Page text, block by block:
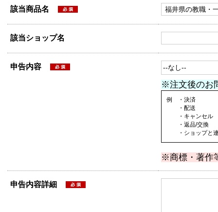
該当商品名
該当ショップ名
申告内容
※注文後のお
例 ・決済
・配送
・キャンセル
・返品/交換
・ショップと連
※商標・著作
申告内容詳細